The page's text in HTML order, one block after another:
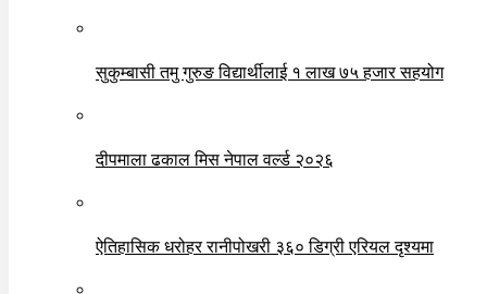
सुकुम्बासी तमु गुरुङ विद्यार्थीलाई १ लाख ७५ हजार सहयोग
दीपमाला ढकाल मिस नेपाल वर्ल्ड २०२६
ऐतिहासिक धरोहर रानीपोखरी ३६० डिग्री एरियल दृश्यमा